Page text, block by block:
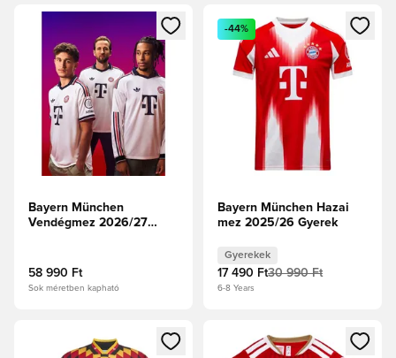
Megnyit egy modált a bejelentkezéshez vagy a tagként
Bayern München
Vendégmez 2026/27
58 990 Ft
Sok méretben kapható
Megnyit egy modált a
-44%
Bayern München Hazai
mez 2025/26 Gyerek
Gyerekek
17 490 Ft30 990 Ft
6-8 Years
Megnyit egy modált a bejelentkezéshez vagy a tagként
Megnyit egy modált a